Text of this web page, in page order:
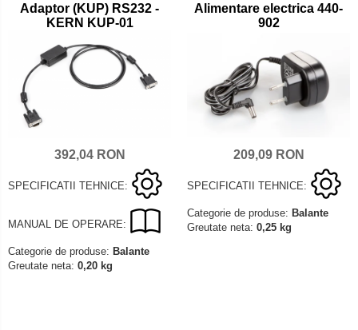
Adaptor (KUP) RS232 -
KERN KUP-01
392,04 RON
SPECIFICATII TEHNICE:
MANUAL DE OPERARE:
Categorie de produse: Balante
Greutate neta: 0,20 kg
Alimentare electrica 440-
902
209,09 RON
SPECIFICATII TEHNICE:
Categorie de produse: Balante
Greutate neta: 0,25 kg